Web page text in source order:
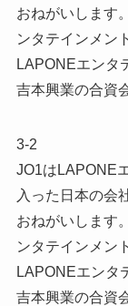
おねがいします
ンタテインメン
LAPONEエン
吉本興業の合資
3-2
JO1はLAPONE
入った日本の会
おねがいします
ンタテインメン
LAPONEエン
吉本興業の合資